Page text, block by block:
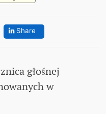
Share
głośnej
w